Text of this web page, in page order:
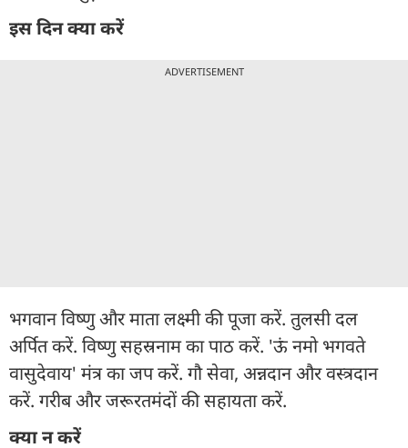
इस दिन क्या करें
ADVERTISEMENT
भगवान विष्णु और माता लक्ष्मी की पूजा करें. तुलसी दल
अर्पित करें. विष्णु सहस्रनाम का पाठ करें. 'ऊं नमो भगवते
वासुदेवाय' मंत्र का जप करें. गौ सेवा, अन्नदान और वस्त्रदान
करें. गरीब और जरूरतमंदों की सहायता करें.
क्या न करें